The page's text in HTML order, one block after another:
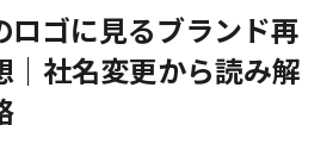
ロゴに見るブランド再
｜社名変更から読み解